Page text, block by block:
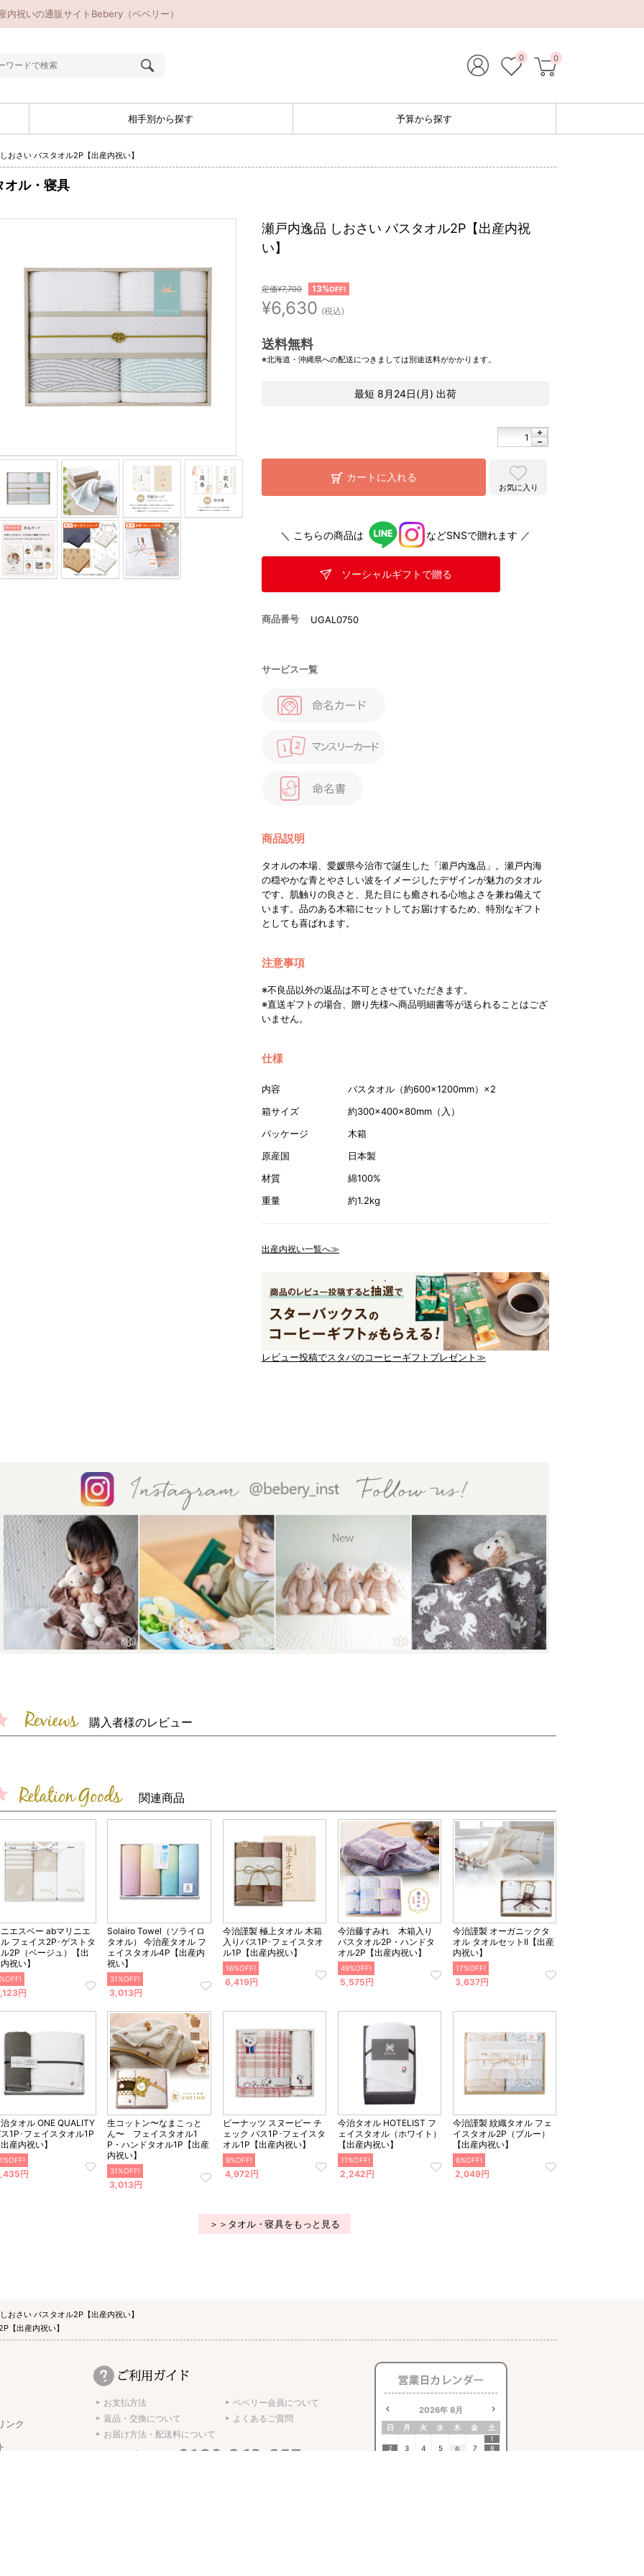
祝いの通販サイトBebery（ベベリー）
0 0
相手別から探す 予算から探す
おさい バスタオル2P【出産内祝い】
オル・寝具
瀬戸内逸品 しおさい バスタオル2P【出産内祝
い】
定価¥7,700 13%OFF!
¥6,630 (税込)
送料無料
※北海道・沖縄県への配送につきましては別途送料がかかります。
最短 8月24日(月) 出荷
カートに入れる
お気に入り
＼ こちらの商品は などSNSで贈れます ／
ソーシャルギフトで贈る
商品番号 UGAL0750
サービス一覧
商品説明
タオルの本場、愛媛県今治市で誕生した「瀬戸内逸品」。瀬戸内海
の穏やかな青とやさしい波をイメージしたデザインが魅力のタオル
です。肌触りの良さと、見た目にも癒される心地よさを兼ね備えて
います。品のある木箱にセットしてお届けするため、特別なギフト
としても喜ばれます。
注意事項
※不良品以外の返品は不可とさせていただきます。
※直送ギフトの場合、贈り先様へ商品明細書等が送られることはござ
いません。
仕様
内容
バスタオル（約600×1200mm）×2
箱サイズ
約300×400×80mm（入）
パッケージ
木箱
原産国
日本製
材質
綿100%
重量
約1.2kg
出産内祝い一覧へ≫
レビュー投稿でスタバのコーヒーギフトプレゼント≫
購入者様のレビュー
関連商品
エスベー abマリニエ
フェイス2P･ゲストタ
2P（ベージュ）【出
祝い】
円
Solairo Towel（ソライロ
タオル） 今治産タオル フ
ェイスタオル4P【出産内
祝い】
31%OFF!
3,013円
今治謹製 極上タオル 木箱
入りバス1P･フェイスタオ
ル1P【出産内祝い】
16%OFF!
6,419円
今治藤すみれ 木箱入り
バスタオル2P・ハンドタ
オル2P【出産内祝い】
49%OFF!
5,575円
今治謹製 オーガニックタ
オル タオルセットII【出産
内祝い】
17%OFF!
3,637円
タオル ONE QUALITY
1P･フェイスタオル1P
産内祝い】
円
生コットン〜なまこっと
ん〜 フェイスタオル1
P・ハンドタオル1P【出産
内祝い】
31%OFF!
3,013円
ピーナッツ スヌーピー チ
ェック バス1P･フェイスタ
オル1P【出産内祝い】
9%OFF!
4,972円
今治タオル HOTELIST フ
ェイスタオル（ホワイト）
【出産内祝い】
11%OFF!
2,242円
今治謹製 紋織タオル フェ
イスタオル2P（ブルー）
【出産内祝い】
6%OFF!
2,049円
＞＞タオル・寝具をもっと見る
おさい バスタオル2P【出産内祝い】
【出産内祝い】
ンク
お支払方法
返品・交換について
お届け方法・配送料について
ベベリー会員について
よくあるご質問
2026年 8月
日 月 火 水 木 金
土
1
2
3 4 5 6 7
8